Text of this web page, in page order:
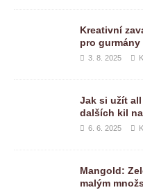
Kreativní
pro gurmány
3. 8. 2025
Jak si užít
dalších kil
6. 6. 2025
Mangold:
malým